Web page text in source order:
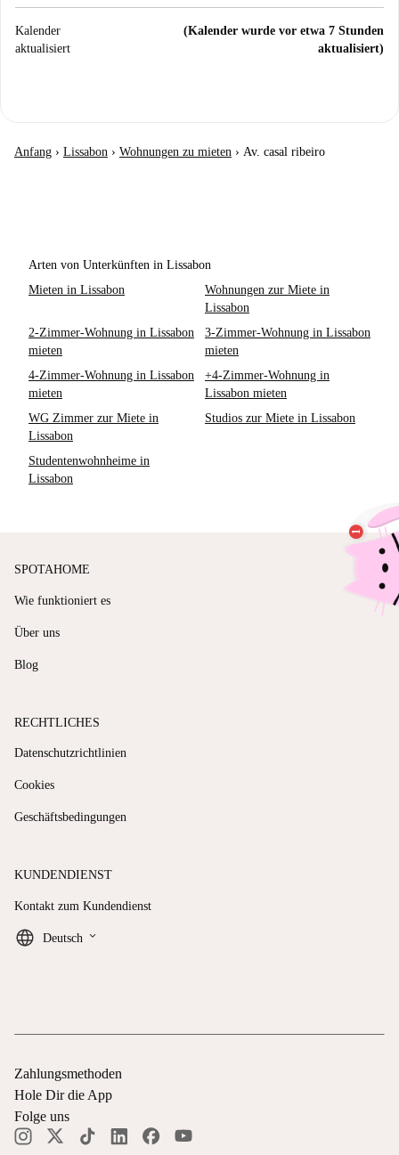
Kalender
aktualisiert
(Kalender wurde vor etwa 7 Stunden
aktualisiert)
Anfang › Lissabon › Wohnungen zu mieten › Av. casal ribeiro
Arten von Unterkünften in Lissabon
Mieten in Lissabon
Wohnungen zur Miete in
Lissabon
2-Zimmer-Wohnung in Lissabon
mieten
3-Zimmer-Wohnung in Lissabon
mieten
4-Zimmer-Wohnung in Lissabon
mieten
+4-Zimmer-Wohnung in
Lissabon mieten
WG Zimmer zur Miete in
Lissabon
Studios zur Miete in Lissabon
Studentenwohnheime in
Lissabon
SPOTAHOME
Wie funktioniert es
Über uns
Blog
RECHTLICHES
Datenschutzrichtlinien
Cookies
Geschäftsbedingungen
KUNDENDIENST
Kontakt zum Kundendienst
Deutsch keyboard_arrow_down
Zahlungsmethoden
Hole Dir die App
Folge uns